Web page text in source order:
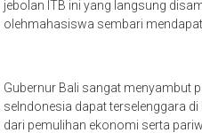
jebolan ITB ini yang langsung
olehmahasiswa sembari
Gubernur Bali sangat menyambut
seIndonesia dapat terselenggara
dari pemulihan ekonomi serta